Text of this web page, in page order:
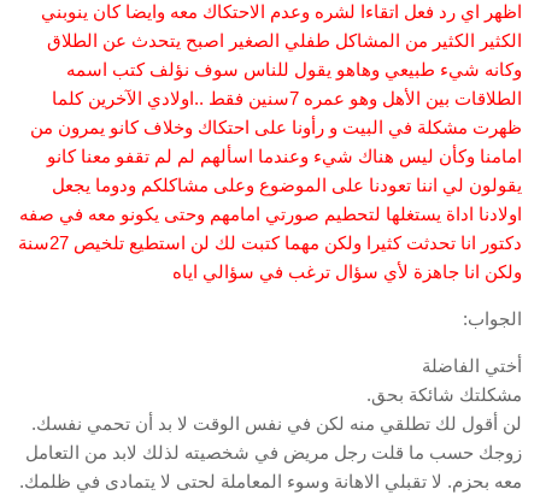
اظهر اي رد فعل اتقاءا لشره وعدم الاحتكاك معه وايضا كان ينوبني
الكثير الكثير من المشاكل طفلي الصغير اصبح يتحدث عن الطلاق
وكانه شيء طبيعي وهاهو يقول للناس سوف نؤلف كتب اسمه
الطلاقات بين الأهل وهو عمره 7سنين فقط ..اولادي الآخرين كلما
ظهرت مشكلة في البيت و رأونا على احتكاك وخلاف كانو يمرون من
امامنا وكأن ليس هناك شيء وعندما اسألهم لم لم تقفو معنا كانو
يقولون لي اننا تعودنا على الموضوع وعلى مشاكلكم ودوما يجعل
اولادنا اداة يستغلها لتحطيم صورتي امامهم وحتى يكونو معه في صفه
دكتور انا تحدثت كثيرا ولكن مهما كتبت لك لن استطيع تلخيص 27سنة
ولكن انا جاهزة لأي سؤال ترغب في سؤالي اياه
الجواب:
أختي الفاضلة
مشكلتك شائكة بحق.
لن أقول لك تطلقي منه لكن في نفس الوقت لا بد أن تحمي نفسك.
زوجك حسب ما قلت رجل مريض في شخصيته لذلك لابد من التعامل
معه بحزم. لا تقبلي الاهانة وسوء المعاملة لحتى لا يتمادى في ظلمك.